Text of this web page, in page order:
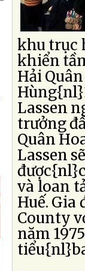
khu trục
khiển
Hải
Lassen
trưởng
Quân
Lassen
và loan
Huế. Gia
County
năm